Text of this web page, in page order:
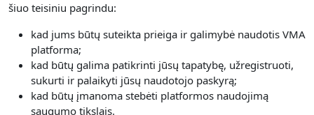
šiuo teisiniu pagrindu:
kad jums būtų suteikta prieiga ir galimybė naudotis VMA
platforma;
kad būtų galima patikrinti jūsų tapatybę, užregistruoti,
sukurti ir palaikyti jūsų naudotojo paskyrą;
kad būtų įmanoma stebėti platformos naudojimą
saugumo tikslais.